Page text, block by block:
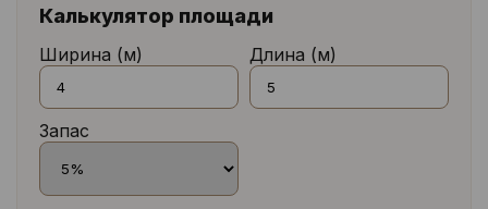
Калькулятор площади
Ширина (м) Длина (м)
Запас